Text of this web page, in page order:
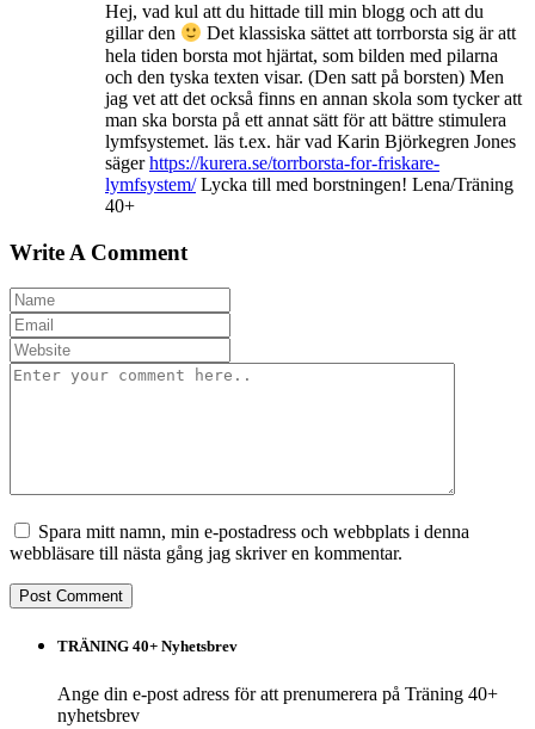
Hej, vad kul att du hittade till min blogg och att du
gillar den
Det klassiska sättet att torrborsta sig är att
hela tiden borsta mot hjärtat, som bilden med pilarna
och den tyska texten visar. (Den satt på borsten) Men
jag vet att det också finns en annan skola som tycker att
man ska borsta på ett annat sätt för att bättre stimulera
lymfsystemet. läs t.ex. här vad Karin Björkegren Jones
sägerhttps://kurera.se/torrborsta-for-friskare-
lymfsystem/Lycka till med borstningen! Lena/Träning
40+
Write A Comment
Spara mitt namn, min e-postadress och webbplats i denna
webbläsare till nästa gång jag skriver en kommentar.
TRÄNING 40+ Nyhetsbrev
Ange din e-post adress för att prenumerera på Träning 40+
nyhetsbrev